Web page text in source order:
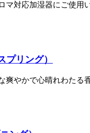
マ対応加湿器にご使用
プリング）
爽やかで心晴れわたる